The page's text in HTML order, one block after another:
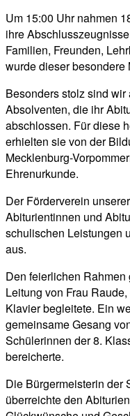
Um 15:00 Uhr nahmen
ihre
Familien, Freunden,
wurde dieser besondere
Besonders stolz sind
Absolventen, die ihr
abschlossen. Für diese
erhielten sie von der
Mecklenburg-
Ehrenurkunde.
Der Förderverein
Abiturientinnen und
schulischen Leistungen
aus.
Den feierlichen
Leitung von Frau
Klavier begleitete. Ein
gemeinsame Gesang
Schülerinnen der 8.
bereicherte.
Die Bürgermeisterin der
überreichte den